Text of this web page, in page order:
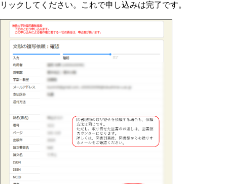
リックしてください。これで申し込みは完了です。